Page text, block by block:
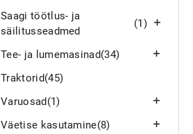
Saagi töötlus- ja
säilitusseadmed
(1)
Tee- ja lumemasinad(34)
Traktorid(45)
Varuosad (1)
Väetise kasutamine(8)